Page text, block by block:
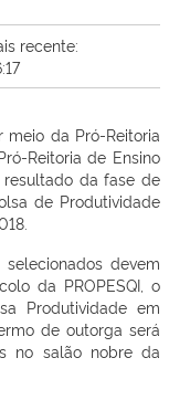
recente:
meio da Pró-Reitoria
Reitoria de Ensino
resultado da fase de
de Produtividade
devem
da PROPESQI, o
Produtividade em
de outorga será
no salão nobre da